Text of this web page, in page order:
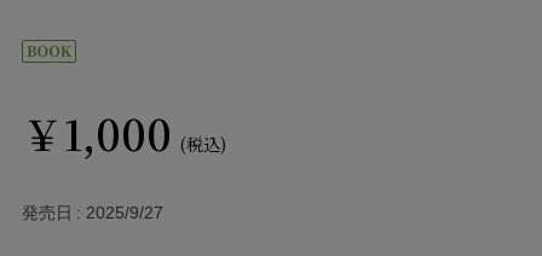
￥1,000 (税込)
発売日 2025/9/27